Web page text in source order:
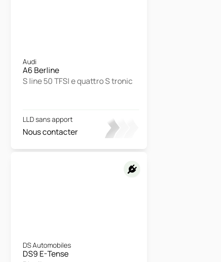
Audi
A6 Berline
S line 50 TFSI e quattro S tronic
LLD sans apport
Nous contacter
DS Automobiles
DS9 E-Tense